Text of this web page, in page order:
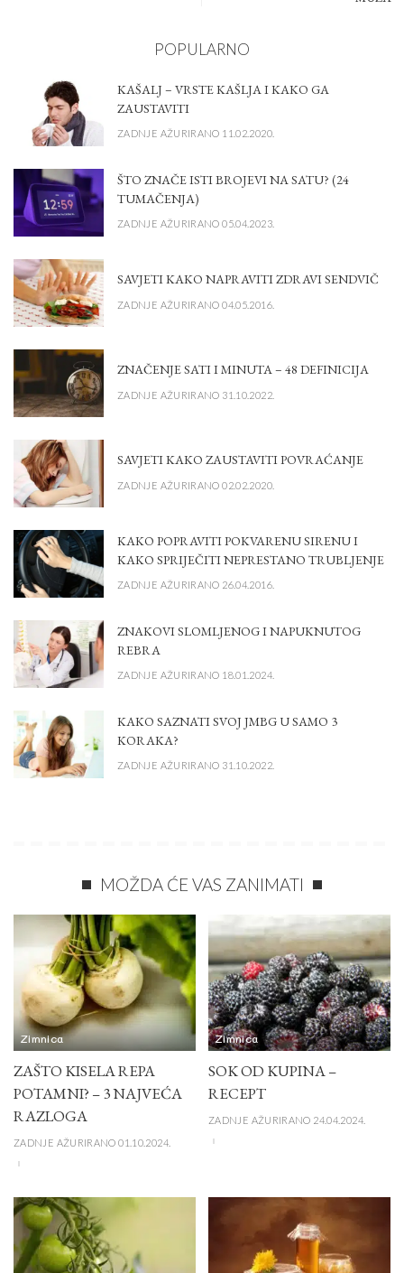
POPULARNO
KAŠALJ – VRSTE KAŠLJA I KAKO GA
ZAUSTAVITI
ZADNJE AŽURIRANO 11.02.2020.
ŠTO ZNAČE ISTI BROJEVI NA SATU? (24
TUMAČENJA)
ZADNJE AŽURIRANO 05.04.2023.
SAVJETI KAKO NAPRAVITI ZDRAVI SENDVIČ
ZADNJE AŽURIRANO 04.05.2016.
ZNAČENJE SATI I MINUTA – 48 DEFINICIJA
ZADNJE AŽURIRANO 31.10.2022.
SAVJETI KAKO ZAUSTAVITI POVRAĆANJE
ZADNJE AŽURIRANO 02.02.2020.
KAKO POPRAVITI POKVARENU SIRENU I
KAKO SPRIJEČITI NEPRESTANO TRUBLJENJE
ZADNJE AŽURIRANO 26.04.2016.
ZNAKOVI SLOMLJENOG I NAPUKNUTOG
REBRA
ZADNJE AŽURIRANO 18.01.2024.
KAKO SAZNATI SVOJ JMBG U SAMO 3
KORAKA?
ZADNJE AŽURIRANO 31.10.2022.
MOŽDA ĆE VAS ZANIMATI
Zimnica
ZAŠTO KISELA REPA
POTAMNI? – 3 NAJVEĆA
RAZLOGA
ZADNJE AŽURIRANO 01.10.2024.
Zimnica
SOK OD KUPINA –
RECEPT
ZADNJE AŽURIRANO 24.04.2024.